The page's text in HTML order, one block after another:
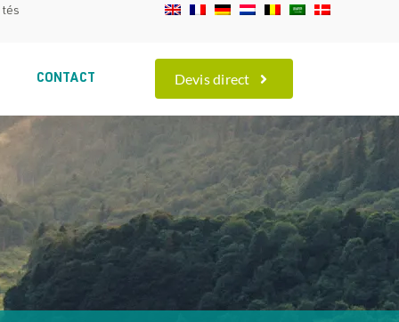
CONTACT Devis direct